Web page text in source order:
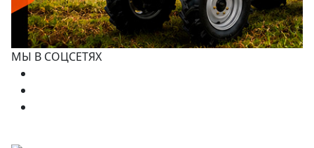
МЫ В СОЦСЕТЯХ